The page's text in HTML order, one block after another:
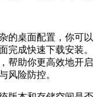
的桌面配置，你可以
完成快速下载安装。
帮助你更高效地开启
风险防控。